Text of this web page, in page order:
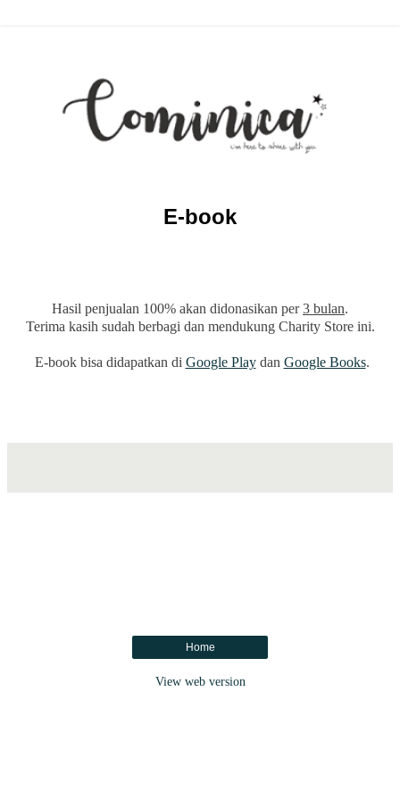
E-book
Hasil penjualan 100% akan didonasikan per3 bulan.
Terima kasih sudah berbagi dan mendukung Charity Store ini.
E-book bisa didapatkan di Google Playdan Google Books.
Home
View web version